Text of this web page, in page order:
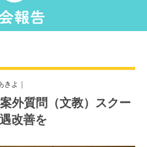
きよ
外質問（文教）スクー
改善を